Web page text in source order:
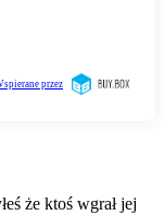
że ktoś wgrał jej